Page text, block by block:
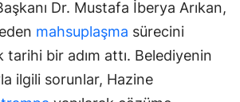
Dr. Mustafa İberya Arıkan,
mahsuplaşma sürecini
tarihi bir adım attı. Belediyenin
ilgili sorunlar, Hazine